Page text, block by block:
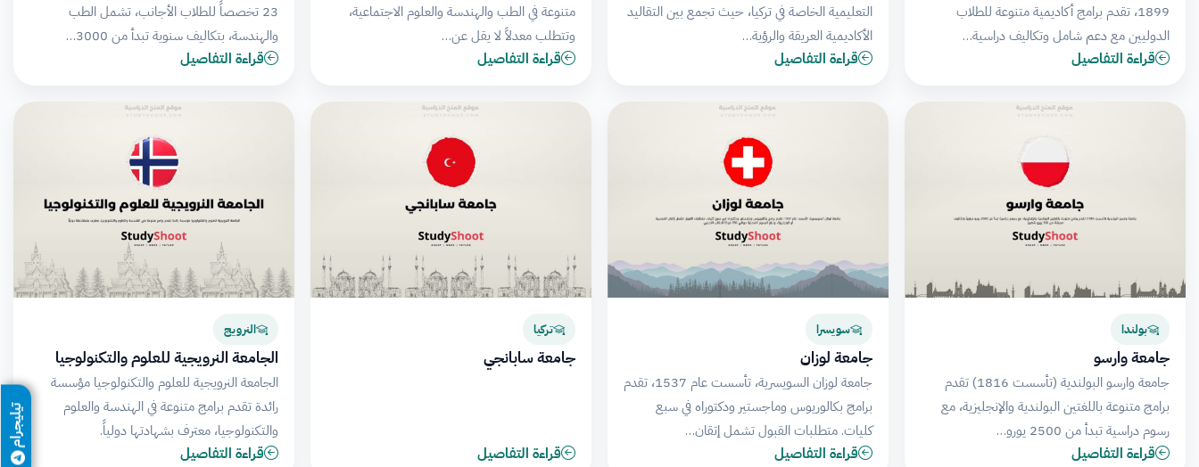
1899، تقدم برامج أكاديمية متنوعة للطلاب
الدوليين مع دعم شامل وتكاليف دراسية…
قراءة التفاصيل
التعليمية الخاصة في تركيا، حيث تجمع بين التقاليد
الأكاديمية العريقة والرؤية…
قراءة التفاصيل
متنوعة في الطب والهندسة والعلوم الاجتماعية،
وتتطلب معدلاً لا يقل عن…
قراءة التفاصيل
23 تخصصاً للطلاب الأجانب، تشمل الطب
والهندسة، بتكاليف سنوية تبدأ من 3000…
قراءة التفاصيل
بولندا
جامعة وارسو
جامعة وارسو البولندية (تأسست 1816) تقدم
برامج متنوعة باللغتين البولندية والإنجليزية، مع
رسوم دراسية تبدأ من 2500 يورو…
قراءة التفاصيل
سويسرا
جامعة لوزان
جامعة لوزان السويسرية، تأسست عام 1537، تقدم
برامج بكالوريوس وماجستير ودكتوراه في سبع
كليات. متطلبات القبول تشمل إتقان…
قراءة التفاصيل
تركيا
جامعة سابانجي
قراءة التفاصيل
النرويج
الجامعة النرويجية للعلوم والتكنولوجيا
الجامعة النرويجية للعلوم والتكنولوجيا مؤسسة
رائدة تقدم برامج متنوعة في الهندسة والعلوم
والتكنولوجيا، معترف بشهادتها دولياً.
قراءة التفاصيل
تيليجرام